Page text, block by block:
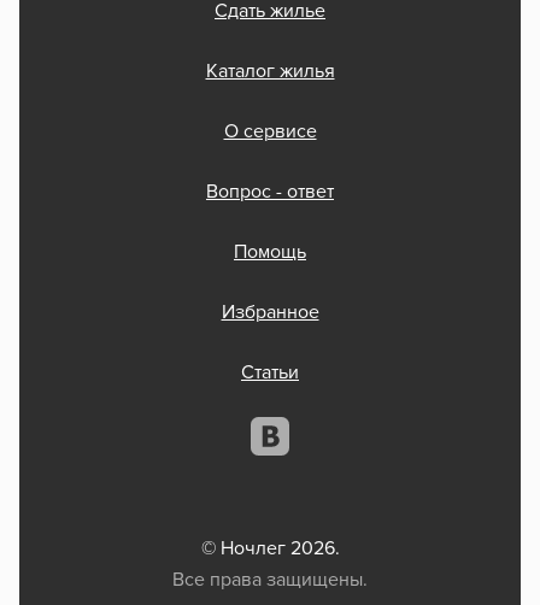
Сдать жилье
Каталог жилья
О сервисе
Вопрос - ответ
Помощь
Избранное
Статьи
© Ночлег 2026.
Все права защищены.